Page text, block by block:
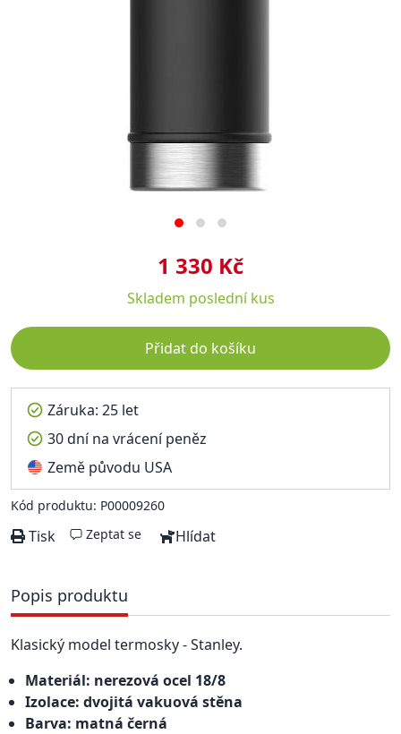
1 330 Kč
Skladem poslední kus
Přidat do košíku
Záruka: 25 let
30 dní na vrácení peněz
Země původu USA
Kód produktu: P00009260
Tisk Zeptat se Hlídat
Popis produktu
Klasický model termosky - Stanley.
Materiál: nerezová ocel 18/8
Izolace: dvojitá vakuová stěna
Barva: matná černá